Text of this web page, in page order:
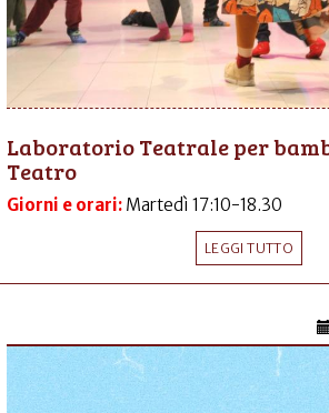
Laboratorio Teatrale per
Teatro
Giorni e orari: Martedì 17:10-18.30
LEGGI TUTTO